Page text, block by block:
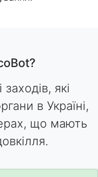
які
в Україні,
що мають